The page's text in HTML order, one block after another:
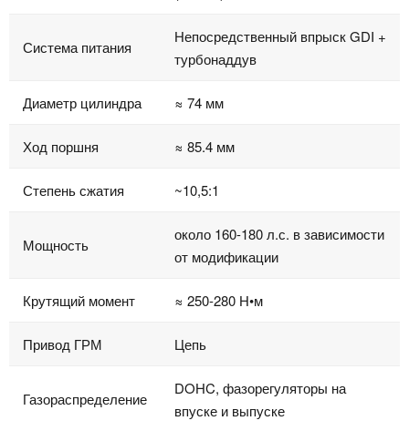
Система питания
Непосредственный впрыск GDI +
турбонаддув
Диаметр цилиндра ≈ 74 мм
Ход поршня ≈ 85.4 мм
Степень сжатия ~10,5:1
Мощность
около 160-180 л.с. в зависимости
от модификации
Крутящий момент ≈ 250-280 Н•м
Привод ГРМ Цепь
Газораспределение
DOHC, фазорегуляторы на
впуске и выпуске